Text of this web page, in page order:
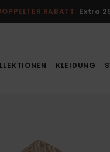
RABATT Extra
KLEIDUNG